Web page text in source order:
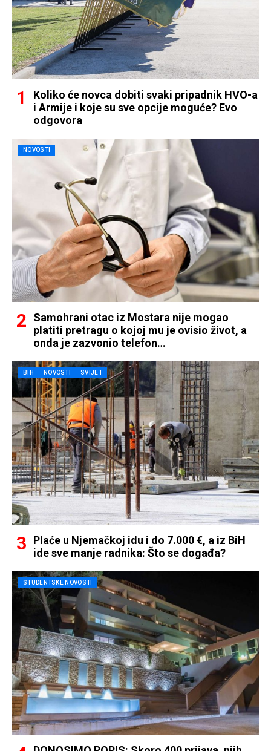
Koliko će novca dobiti svaki pripadnik HVO-a
i Armije i koje su sve opcije moguće? Evo
odgovora
NOVOSTI
Samohrani otac iz Mostara nije mogao
platiti pretragu o kojoj mu je ovisio život, a
onda je zazvonio telefon…
BIH NOVOSTI SVIJET
Plaće u Njemačkoj idu i do 7.000 €, a iz BiH
ide sve manje radnika: Što se događa?
STUDENTSKE NOVOSTI